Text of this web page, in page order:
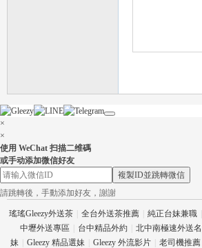
交
×
×
使用 WeChat 扫描二维碼
或手动添加微信好友
複製ID並跳轉微信
請跳轉後，手動添加好友，謝謝
瑤瑤Gleezy外送茶 全台外送茶推薦 純正台妹兼職
中壢外送專區
台中精品外約 北中南極速外送
妹
Gleezy 精品選妹 Gleezy 外流影片 老司機推薦